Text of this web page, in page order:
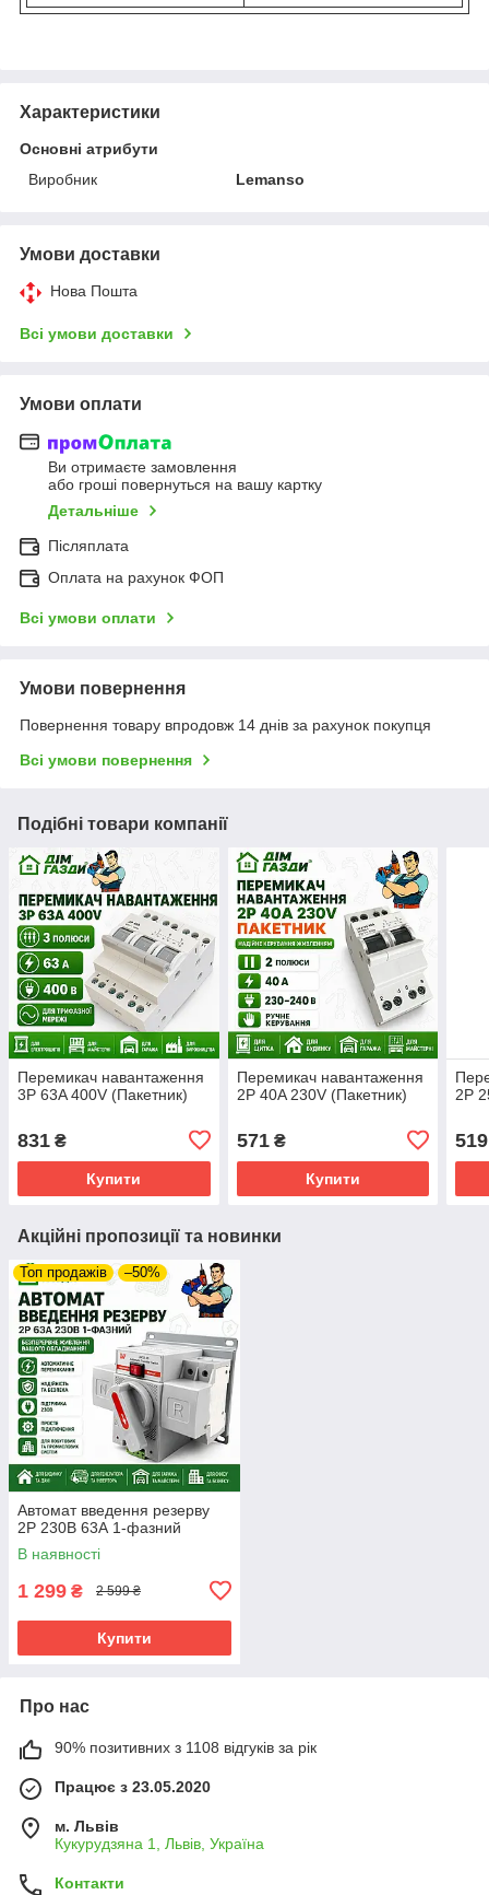
Характеристики
Основні атрибути
Виробник
Lemanso
Умови доставки
Нова Пошта
Всі умови доставки
Умови оплати
Ви отримаєте замовлення
або гроші повернуться на вашу картку
Детальніше
Післяплата
Оплата на рахунок ФОП
Всі умови оплати
Умови повернення
Повернення товару впродовж 14 днів за рахунок покупця
Всі умови повернення
Подібні товари компанії
Перемикач навантаження
3P 63A 400V (Пакетник)
831 ₴
Купити
Перемикач навантаження
2P 40A 230V (Пакетник)
571₴
Купити
2P
519
Акційні пропозиції та новинки
Топ продажів –50%
Автомат введення резерву
2P 230В 63А 1-фазний
В наявності
1 299 ₴ 2 599 ₴
Купити
Про нас
90% позитивних з 1108 відгуків за рік
Працює з 23.05.2020
м. Львів
Кукурудзяна 1, Львів, Україна
Контакти